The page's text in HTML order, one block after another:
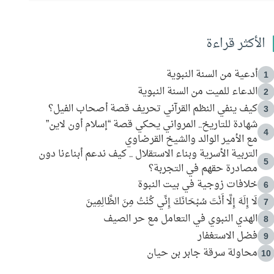
الأكثر قراءة
1 أدعية من السنة النبوية
2 الدعاء للميت من السنة النبوية
3 كيف ينفي النظم القرآني تحريف قصة أصحاب الفيل؟
4
شهادة للتاريخ.. المرواني يحكي قصة “إسلام أون لاين”
مع الأمير الوالد والشيخ القرضاوي
5
التربية الأسرية وبناء الاستقلال .. كيف ندعم أبناءنا دون
مصادرة حقهم في التجربة؟
6 خلافات زوجية في بيت النبوة
7 لَا إِلَهَ إِلَّا أَنْتَ سُبْحَانَكَ إِنِّي كُنْتُ مِنَ الظَّالِمِينَ
8 الهدي النبوي في التعامل مع حر الصيف
9 فضل الاستغفار
10 محاولة سرقة جابر بن حيان